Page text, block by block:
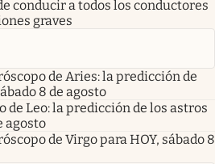
conducir a todos los conductores
graves
de Aries: la predicción de
8 de agosto
de Leo: la predicción de los astros
agosto
de Virgo para HOY, sábado 8